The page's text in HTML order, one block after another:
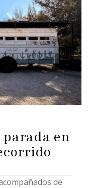
parada en
de